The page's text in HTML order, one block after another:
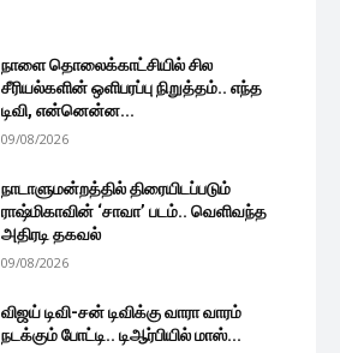
நாளை தொலைக்காட்சியில் சில
சீரியல்களின் ஒளிபரப்பு நிறுத்தம்.. எந்த
டிவி, என்னென்ன...
09/08/2026
நாடாளுமன்றத்தில் திரையிடப்படும்
ராஷ்மிகாவின் ‘சாவா’ படம்.. வெளிவந்த
அதிரடி தகவல்
09/08/2026
விஜய் டிவி-சன் டிவிக்கு வாரா வாரம்
நடக்கும் போட்டி.. டிஆர்பியில் மாஸ்...